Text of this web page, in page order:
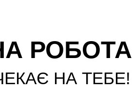
РОБОТА
НА ТЕБЕ!